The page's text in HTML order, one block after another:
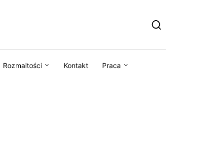
Rozmaitości Kontakt Praca